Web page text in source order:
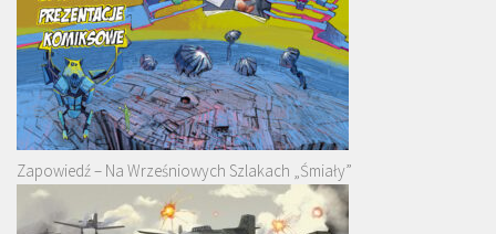
Zapowiedź – Na Wrześniowych Szlakach „Śmiały”